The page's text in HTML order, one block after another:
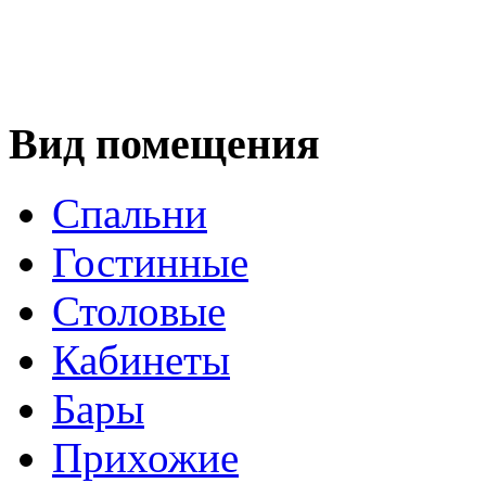
Вид помещения
Спальни
Гостинные
Столовые
Кабинеты
Бары
Прихожие